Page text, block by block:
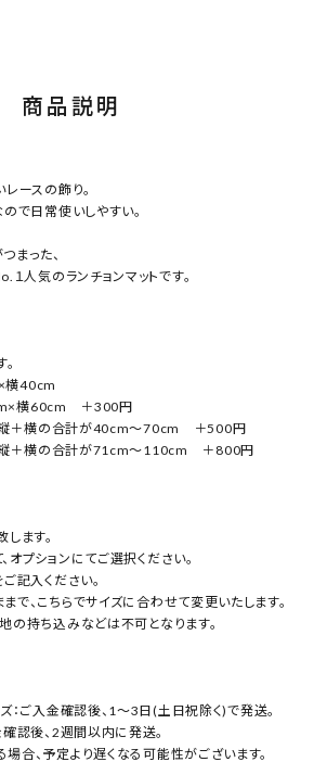
商品説明
ースの飾り。
で日常使いしやすい。
まった、
人気のランチョンマットです。
横40cm
横60cm ＋300円
＋横の合計が40cm～70cm ＋500円
＋横の合計が71cm～110cm ＋800円
ます。
プションにてご選択ください。
記入ください。
、こちらでサイズに合わせて変更いたします。
の持ち込みなどは不可となります。
：ご入金確認後、1～3日(土日祝除く)で発送。
認後、2週間以内に発送。
合、予定より遅くなる可能性がございます。